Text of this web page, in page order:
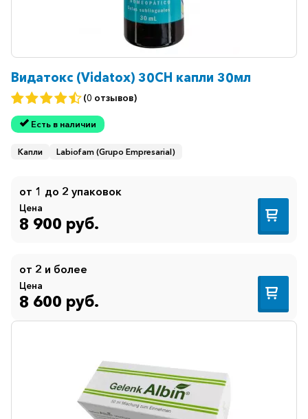
Видатокс (Vidatox) 30CH капли 30мл
(0 отзывов)
Есть в наличии
Капли Labiofam (Grupo Empresarial)
от 1 до 2 упаковок
Цена
8 900 руб.
от 2 и более
Цена
8 600 руб.